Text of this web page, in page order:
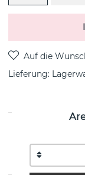
Lieferung:
Pretty In Blue
schwedischen